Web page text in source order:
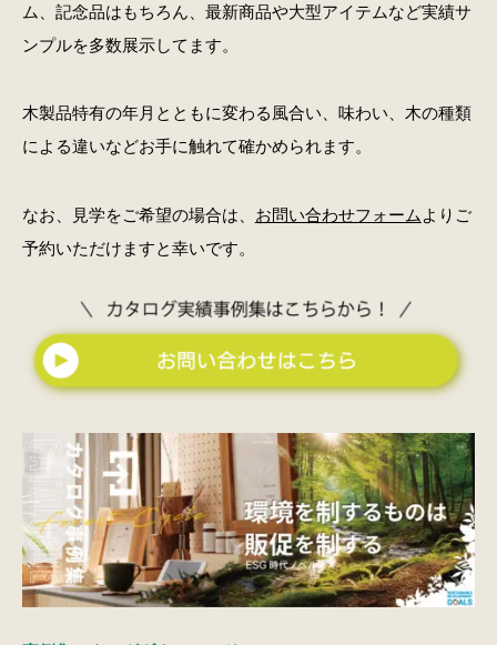
ム、記念品はもちろん、最新商品や大型アイテムなど実績サ
ンプルを多数展示してます。
木製品特有の年月とともに変わる風合い、味わい、木の種類
による違いなどお手に触れて確かめられます。
なお、見学をご希望の場合は、 お問い合わせフォーム よりご
予約いただけますと幸いです。